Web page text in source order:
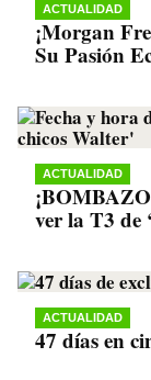
ACTUALIDAD
¡Morgan
Su Pasión
ACTUALIDAD
ver la T3 de
ACTUALIDAD
47 días en